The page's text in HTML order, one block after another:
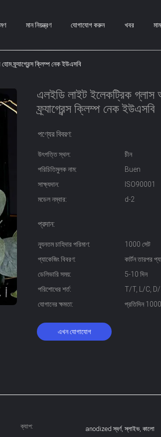
মান নিয়ন্ত্রণ যোগাযোগ করুন খবর
ফ্র্যাগ্রেন্স ক্লিম্প নেক ইউএসবি
এলইডি লাইট ইলেকট্রিক গ্লাস
ফ্র্যাগ্রেন্স ক্লিম্প নেক ইউএসবি
পণ্যের বিবরণ:
উৎপত্তি স্থল:
চীন
পরিচিতিমুলক নাম:
Buen
সাক্ষ্যদান:
ISO90001
মডেল নম্বার:
d-2
প্রদান:
ন্যূনতম চাহিদার পরিমাণ:
1000 সেট
প্যাকেজিং বিবরণ:
কার্টন তারপর
ডেলিভারি সময়:
5-10 দিন
পরিশোধের শর্ত:
T/T, L/C, D/P,
যোগানের ক্ষমতা:
প্রতিদিন
এখন যোগাযোগ
ক্যাপ:
anodized স্বর্ণ, স্লাইভ, কালো